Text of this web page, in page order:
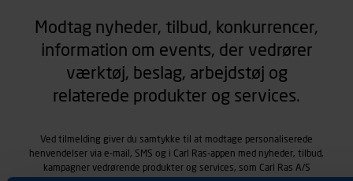
Modtag nyheder, tilbud, konkurrencer,
information om events, der vedrører
værktøj, beslag, arbejdstøj og
relaterede produkter og services.
Ved tilmelding giver du samtykke til at modtage personaliserede
henvendelser via e-mail, SMS og i Carl Ras-appen med nyheder, tilbud,
kampagner vedrørende produkter og services, som Carl Ras A/S